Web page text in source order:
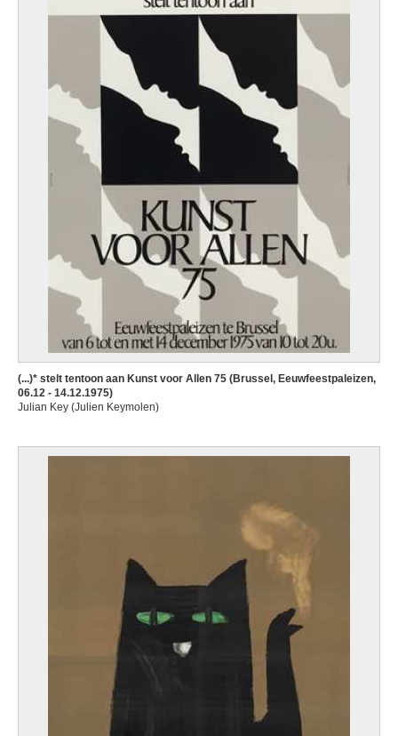
(...)* stelt tentoon aan Kunst voor Allen 75 (Brussel, Eeuwfeestpaleizen,
06.12 - 14.12.1975)
Julian Key (Julien Keymolen)